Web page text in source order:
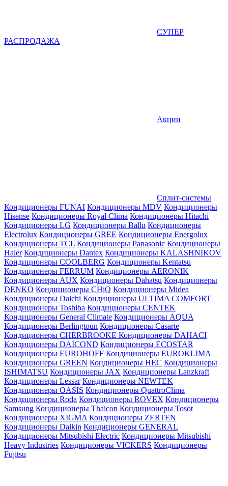
СУПЕР
РАСПРОДАЖА
Акции
Сплит-системы
Кондиционеры FUNAI Кондиционеры MDV Кондиционеры
Hisense Кондиционеры Royal Clima Кондиционеры Hitachi
Кондиционеры LG Кондиционеры Ballu Кондиционеры
Electrolux Кондиционеры GREE Кондиционеры Energolux
Кондиционеры TCL Кондиционеры Panasonic Кондиционеры
Haier Кондиционеры Dantex Кондиционеры KALASHNIKOV
Кондиционеры СOOLBERG Кондиционеры Kentatsu
Кондиционеры FERRUM Кондиционеры AERONIK
Кондиционеры AUX Кондиционеры Dahatsu Кондиционеры
DENKO Кондиционеры CHiQ Кондиционеры Midea
Кондиционеры Daichi Кондиционеры ULTIMA COMFORT
Кондиционеры Toshiba Кондиционеры CENTEK
Кондиционеры General Climate Кондиционеры AQUA
Кондиционеры Berlingtoun Кондиционеры Casarte
Кондиционеры CHERBROOKE Кондиционеры DAHACI
Кондиционеры DAICOND Кондиционеры ECOSTAR
Кондиционеры EUROHOFF Кондиционеры EUROKLIMA
Кондиционеры GREEN Кондиционеры HEC Кондиционеры
ISHIMATSU Кондиционеры JAX Кондиционеры Lanzkraft
Кондиционеры Lessar Кондиционеры NEWTEK
Кондиционеры OASIS Кондиционеры QuattroClima
Кондиционеры Roda Кондиционеры ROVEX Кондиционеры
Samsung Кондиционеры Thaicon Кондиционеры Tosot
Кондиционеры XIGMA Кондиционеры ZERTEN
Кондиционеры Daikin Кондиционеры GENERAL
Кондиционеры Mitsubishi Electric Кондиционеры Mitsubishi
Heavy Industries Кондиционеры VICKERS Кондиционеры
Fujitsu